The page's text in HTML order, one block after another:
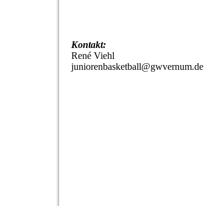
Kontakt:
René Viehl
juniorenbasketball@gwvernum.de